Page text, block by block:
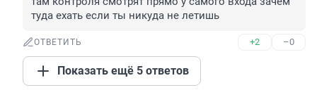
туда ехать если ты никуда не летишь
ОТВЕТИТЬ +2 –0
Показать ещё 5 ответов